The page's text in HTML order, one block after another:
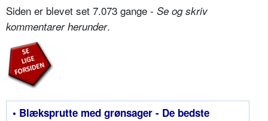
Siden er blevet set 7.073 gange - Se og skriv
kommentarer herunder.
• Blæksprutte med grønsager - De bedste